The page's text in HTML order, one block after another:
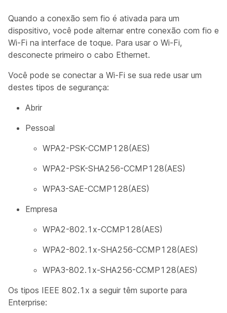
Quando a conexão sem fio é ativada para um
dispositivo, você pode alternar entre conexão com fio e
Wi-Fi na interface de toque. Para usar o Wi-Fi,
desconecte primeiro o cabo Ethernet.
Você pode se conectar a Wi-Fi se sua rede usar um
destes tipos de segurança:
Abrir
Pessoal
WPA2-PSK-CCMP128(AES)
WPA2-PSK-SHA256-CCMP128(AES)
WPA3-SAE-CCMP128(AES)
Empresa
WPA2-802.1x-CCMP128(AES)
WPA2-802.1x-SHA256-CCMP128(AES)
WPA3-802.1x-SHA256-CCMP128(AES)
Os tipos IEEE 802.1x a seguir têm suporte para
Enterprise: